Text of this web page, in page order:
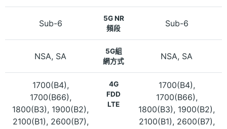
Sub-6
5G NR
頻段
Sub-6
NSA, SA
5G組
網方式
NSA, SA
1700(B4),
1700(B66),
1800(B3), 1900(B2),
2100(B1), 2600(B7),
4G
FDD
LTE
1700(B4),
1700(B66),
1800(B3), 1900(B2),
2100(B1), 2600(B7),